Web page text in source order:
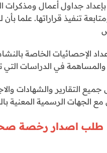
بإعداد جداول أعمال
الإحصائيات الخاصة
والمساهمة في الدراسات
جميع التقارير والشهادات
الجهات الرسمية المعنية
طلب اصدار رخصة